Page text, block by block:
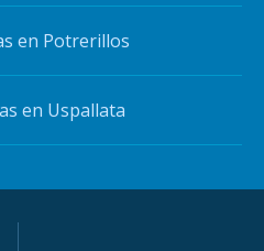
en Potrerillos
en Uspallata